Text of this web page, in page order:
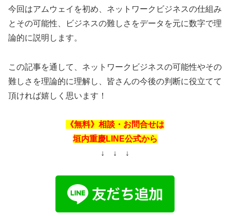
今回はアムウェイを初め、ネットワークビジネスの仕組み
とその可能性、ビジネスの難しさをデータを元に数字で理
論的に説明します。
この記事を通して、ネットワークビジネスの可能性やその
難しさを理論的に理解し、皆さんの今後の判断に役立てて
頂ければ嬉しく思います！
《無料》相談・お問合せは
垣内重慶LINE公式から
↓ ↓ ↓